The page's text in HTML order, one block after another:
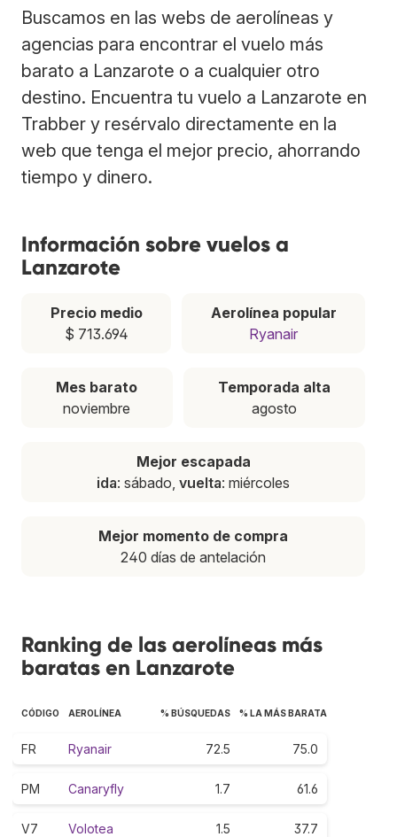
Buscamos en las webs de aerolíneas y
agencias para encontrar el vuelo más
barato a Lanzarote o a cualquier otro
destino. Encuentra tu vuelo a Lanzarote en
Trabber y resérvalo directamente en la
web que tenga el mejor precio, ahorrando
tiempo y dinero.
Información sobre vuelos a
Lanzarote
Precio medio
$ 713.694
Aerolínea popular
Ryanair
Mes barato
noviembre
Temporada alta
agosto
Mejor escapada
ida: sábado, vuelta: miércoles
Mejor momento de compra
240 días de antelación
Ranking de las aerolíneas más
baratas en Lanzarote
CÓDIGO AEROLÍNEA % BÚSQUEDAS % LA MÁS BARATA
FR Ryanair 72.5 75.0
PM Canaryfly 1.7 61.6
V7 Volotea 1.5 37.7